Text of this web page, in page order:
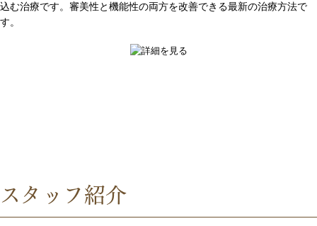
込む治療です。審美性と機能性の両方を改善できる最新の治療方法で
す。
スタッフ紹介